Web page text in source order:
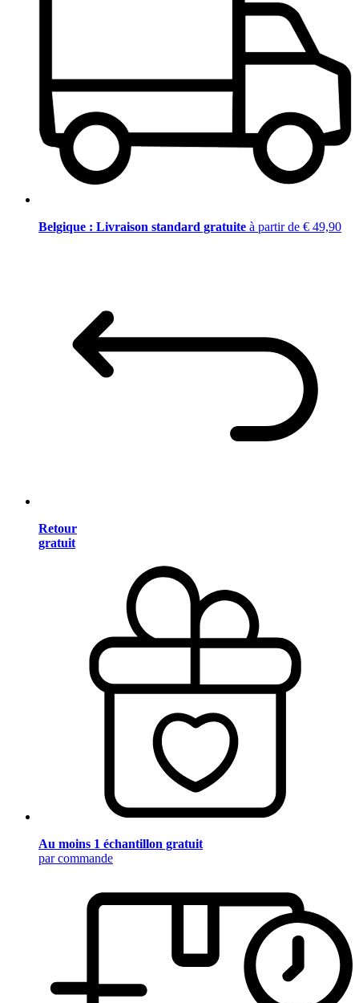
Belgique : Livraison standard gratuite à partir de € 49,90
Retour
gratuit
Au moins 1 échantillon gratuit
par commande